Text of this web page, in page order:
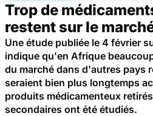
Trop de
restent sur le
Une étude publiée le 4 février
indique qu'en Afrique
du marché dans d'autres pays
seraient bien plus longtemps
produits médicamenteux
secondaires ont été étudiés.